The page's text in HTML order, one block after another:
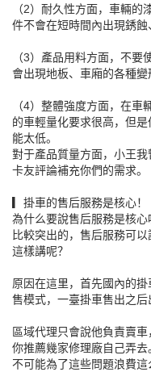
（2）耐久性方面，車輛
件不會在短時間內出現銹蝕
（3）產品用料方面，不
會出現地板、車廂的各種變
（4）整體強度方面，在
的車輕量化要求很高，但
能太低。
對于產品質量方面，小王
卡友評論補充你們的需求。
▎掛車的售后服務是核心！
為什么要說售后服務是核
比較突出的，售后服務可
這樣講呢？
原因在這里，首先國內的
售模式，一臺掛車售出之后
區域代理只會說他負責賣
你推薦幾家修理廠自己弄
不可能為了這些問題浪費這